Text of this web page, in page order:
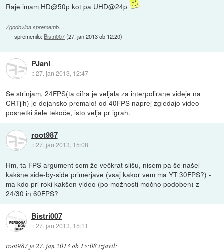
Raje imam HD@50p kot pa UHD@24p
Zgodovina sprememb…
spremenilo: Bistri007(27. jan 2013 ob 12:20)
PJani
::27. jan 2013, 12:47
Se strinjam, 24FPS(ta cifra je veljala za interpolirane videje na
CRTjih) je dejansko premalo! od 40FPS naprej zgledajo video
posnetki šele tekoče, isto velja pr igrah.
root987
::27. jan 2013, 15:08
Hm, ta FPS argument sem že večkrat slišu, nisem pa še našel
kakšne side-by-side primerjave (vsaj kakor vem ma YT 30FPS?) -
ma kdo pri roki kakšen video (po možnosti močno podoben) z
24/30 in 60FPS?
Bistri007
::27. jan 2013, 15:11
root987 je27. jan 2013 ob 15:08izjavil: